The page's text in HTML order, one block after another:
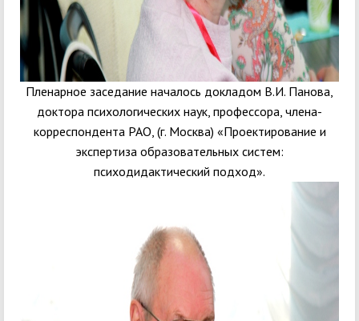
Пленарное заседание началось докладом В.И. Панова,
доктора психологических наук, профессора, члена-
корреспондента РАО, (г. Москва) «Проектирование и
экспертиза образовательных систем:
психодидактический подход».